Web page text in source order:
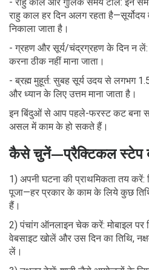
राहु काल हर दिन अलग रहता
निकाला जाता है।
- ग्रहण और सूर्य/चंद्रग्रहण के दिन न
करना ठीक नहीं माना जाता।
- ब्रह्म मुहूर्त: सुबह सूर्य उदय से लगभग
और ध्यान के लिए उत्तम माना जाता है।
इन बिंदुओं से आप पहले-फरस्ट कट बना
असल में काम के हो सकते हैं।
कैसे चुनें—प्रैक्टिकल स्टेप
1) अपनी घटना की प्राथमिकता तय करें:
पूजा—हर प्रकार के काम के लिये कुछ
हैं।
2) पंचांग ऑनलाइन चेक करें: मोबाइल पर
वेबसाइट खोलें और उस दिन का तिथि,
लें।